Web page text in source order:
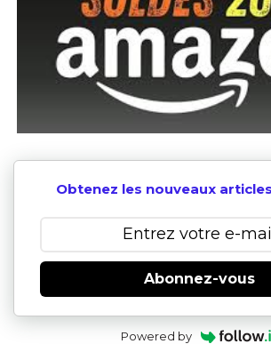
Obtenez les nouveaux
Abonnez-vous
Powered by